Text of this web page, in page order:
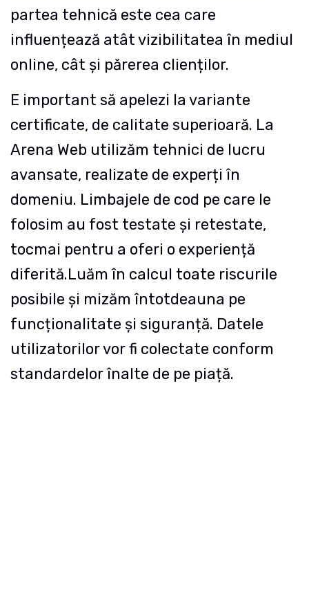
partea tehnică este cea care
influențează atât vizibilitatea în mediul
online, cât și părerea clienților.
E important să apelezi la variante
certificate, de calitate superioară. La
Arena Web utilizăm tehnici de lucru
avansate, realizate de experți în
domeniu. Limbajele de cod pe care le
folosim au fost testate și retestate,
tocmai pentru a oferi o experiență
diferită.Luăm în calcul toate riscurile
posibile și mizăm întotdeauna pe
funcționalitate și siguranță. Datele
utilizatorilor vor fi colectate conform
standardelor înalte de pe piață.